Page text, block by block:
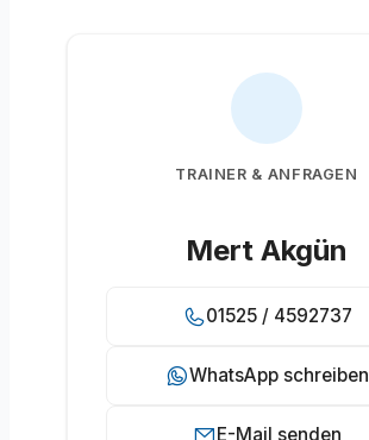
TRAINER & ANFRAGEN
Mert Akgün
01525 / 4592737
WhatsApp schreiben
E-Mail senden